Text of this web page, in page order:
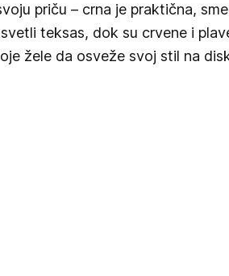
priču – crna je praktična,
teksas, dok su crvene i
žele da osveže svoj stil na